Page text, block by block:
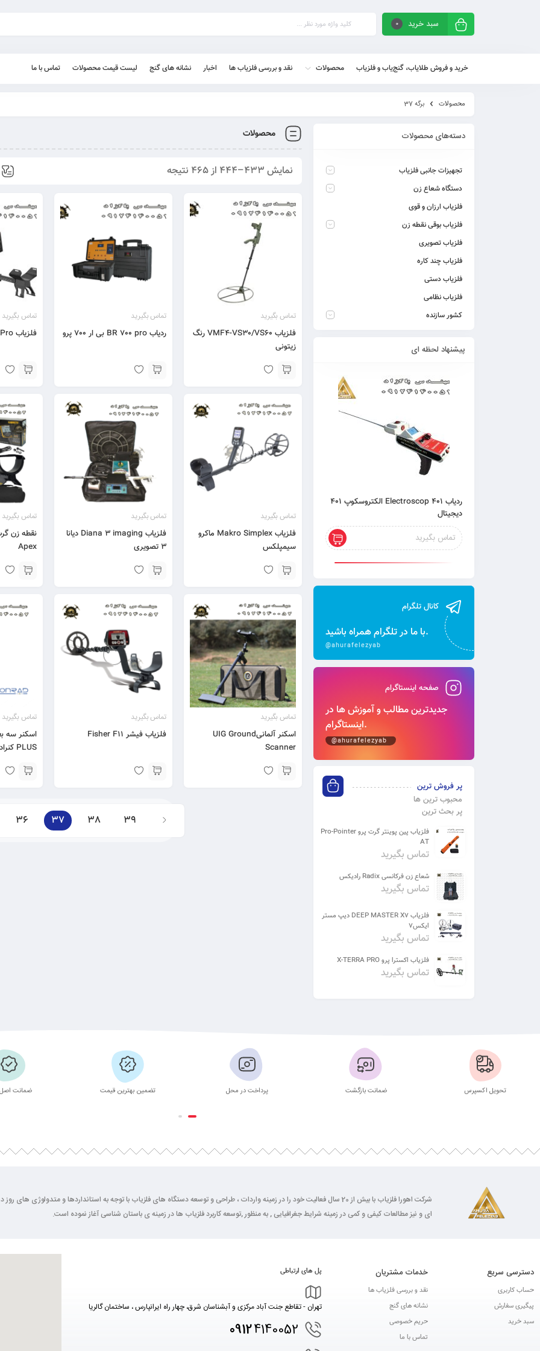
سبد خرید 0
خرید و فروش طلایاب، گنج‌یاب و فلزیاب محصولات نقد و بررسی فلزیاب ها اخبار نشانه های گنج لیست قیمت محصولات تماس با ما
محصولات برگه 37
محصولات
نمایش 433–444 از 465 نتیجه
تماس بگیرید
فلزیاب VMF4-VS30/VS60 رنگ
زیتونی
تماس بگیرید
ردیاب BR 700 pro بی ار 700 پرو
تماس بگیرید
فلزیاب X7 Pro ایکس 7 پرو
تماس بگیرید
فلزیاب Makro Simplex ماکرو
سیمپلکس
تماس بگیرید
فلزیاب Diana 3 imaging دیانا
۳ تصویری
تماس بگیرید
Apex
تماس بگیرید
اسکنر آلمانیUIG Ground
Scanner
تماس بگیرید
فلزیاب فیشر Fisher F11
تماس بگیرید
PLUS کنراد
36 37 38 39
دسته‌های محصولات
تجهیزات جانبی فلزیاب
دستگاه شعاع زن
فلزیاب ارزان و قوی
فلزیاب بوقی نقطه زن
فلزیاب تصویری
فلزیاب چند کاره
فلزیاب دستی
فلزیاب نظامی
کشور سازنده
پیشنهاد لحظه ای
ردیاب 401 Electroscop الکتروسکوپ 401
دیجیتال
تماس بگیرید
کانال تلگرام
با ما در تلگرام همراه باشید.
@ahurafelezyab
صفحه اینستاگرام
جدیدترین مطالب و آموزش‌ ها در
اینستاگرام.
@ahurafelezyab
پر فروش ترین
محبوب ترین ها
پر بحث ترین
فلزیاب پین پوینتر گرت پرو Pro-Pointer
AT
تماس بگیرید
شعاع زن فرکانسی Radix رادیکس
تماس بگیرید
فلزیاب DEEP MASTER X7 دیپ مستر
ایکس7
تماس بگیرید
فلزیاب اکسترا پرو X-TERRA PRO
تماس بگیرید
تحویل اکسپرس ضمانت بازگشت پرداخت در محل تضمین بهترین قیمت ضمانت
شرکت اهورا فلزیاب با بیش از 20 سال فعالیت خود را در زمینه واردات ، طراحی و توسعه دستگاه های فلزیاب با توجه به استانداردها و
ای و نیز مطالعات کیفی و کمی در زمینه شرایط جغرافیایی , به منظور ,توسعه کاربرد فلزیاب ها در زمینه ی باستان شناسی آغاز نموده است.
دسترسی سریع
حساب کاربری
پیگیری سفارش
سبد خرید
خدمات مشتریان
نقد و بررسی فلزیاب ها
نشانه های گنج
حریم خصوصی
تماس با ما
پل های ارتباطی
تهران - تقاطع جنت آباد مرکزی و آبشناسان شرق، چهار راه ایرانپارس ، ساختمان گالریا
09124140052